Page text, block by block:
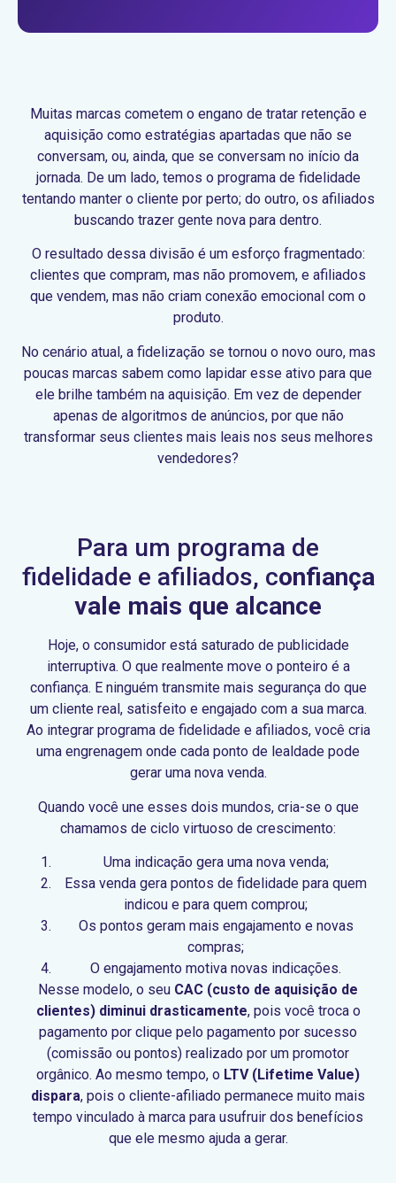
Muitas marcas cometem o engano de tratar retenção e
aquisição como estratégias apartadas que não se
conversam, ou, ainda, que se conversam no início da
jornada. De um lado, temos o programa de fidelidade
tentando manter o cliente por perto; do outro, os afiliados
buscando trazer gente nova para dentro.
O resultado dessa divisão é um esforço fragmentado:
clientes que compram, mas não promovem, e afiliados
que vendem, mas não criam conexão emocional com o
produto.
No cenário atual, a fidelização se tornou o novo ouro, mas
poucas marcas sabem como lapidar esse ativo para que
ele brilhe também na aquisição. Em vez de depender
apenas de algoritmos de anúncios, por que não
transformar seus clientes mais leais nos seus melhores
vendedores?
Para um programa de
fidelidade e afiliados, confiança
vale mais que alcance
Hoje, o consumidor está saturado de publicidade
interruptiva. O que realmente move o ponteiro é a
confiança. E ninguém transmite mais segurança do que
um cliente real, satisfeito e engajado com a sua marca.
Ao integrar programa de fidelidade e afiliados, você cria
uma engrenagem onde cada ponto de lealdade pode
gerar uma nova venda.
Quando você une esses dois mundos, cria-se o que
chamamos de ciclo virtuoso de crescimento:
Uma indicação gera uma nova venda;
Essa venda gera pontos de fidelidade para quem
indicou e para quem comprou;
Os pontos geram mais engajamento e novas
compras;
O engajamento motiva novas indicações.
Nesse modelo, o seu CAC (custo de aquisição de
clientes) diminui drasticamente, pois você troca o
pagamento por clique pelo pagamento por sucesso
(comissão ou pontos) realizado por um promotor
orgânico. Ao mesmo tempo, o LTV (Lifetime Value)
dispara, pois o cliente-afiliado permanece muito mais
tempo vinculado à marca para usufruir dos benefícios
que ele mesmo ajuda a gerar.